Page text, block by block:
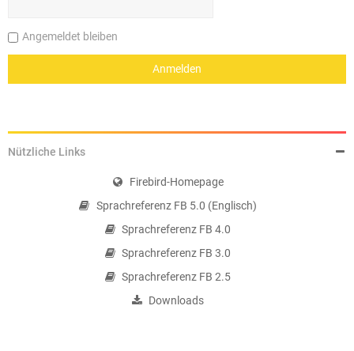
Angemeldet bleiben
Nützliche Links
Firebird-Homepage
Sprachreferenz FB 5.0 (Englisch)
Sprachreferenz FB 4.0
Sprachreferenz FB 3.0
Sprachreferenz FB 2.5
Downloads